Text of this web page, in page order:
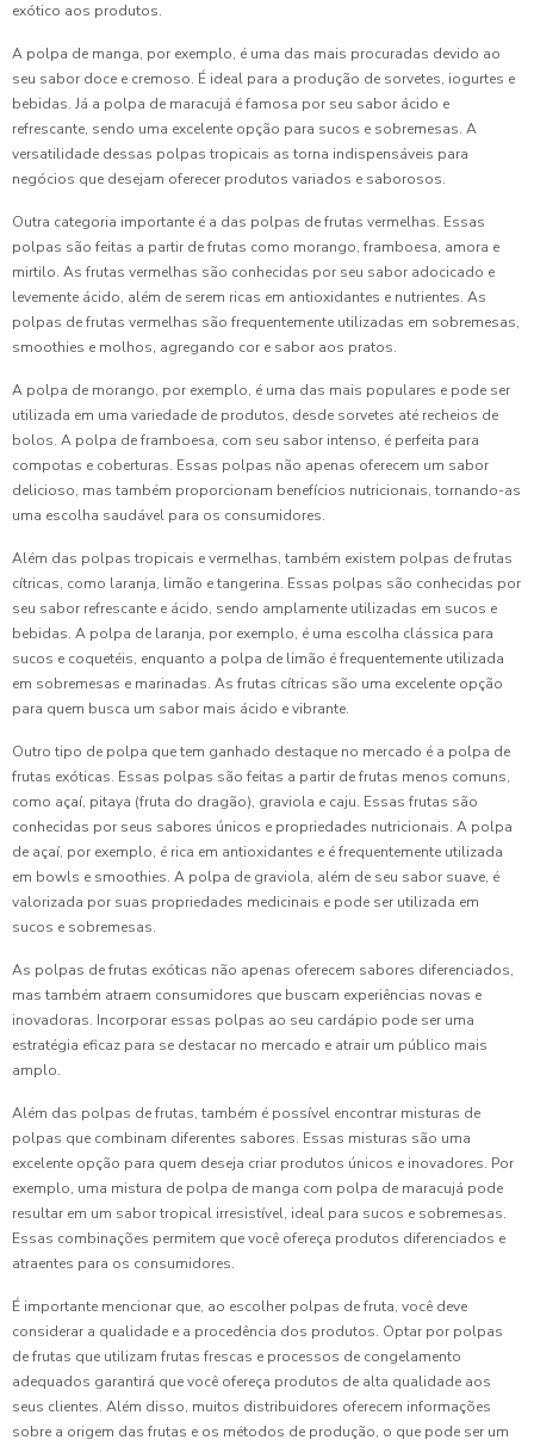
exótico aos produtos.
A polpa de manga, por exemplo, é uma das mais procuradas devido ao
seu sabor doce e cremoso. É ideal para a produção de sorvetes, iogurtes e
bebidas. Já a polpa de maracujá é famosa por seu sabor ácido e
refrescante, sendo uma excelente opção para sucos e sobremesas. A
versatilidade dessas polpas tropicais as torna indispensáveis para
negócios que desejam oferecer produtos variados e saborosos.
Outra categoria importante é a das polpas de frutas vermelhas. Essas
polpas são feitas a partir de frutas como morango, framboesa, amora e
mirtilo. As frutas vermelhas são conhecidas por seu sabor adocicado e
levemente ácido, além de serem ricas em antioxidantes e nutrientes. As
polpas de frutas vermelhas são frequentemente utilizadas em sobremesas,
smoothies e molhos, agregando cor e sabor aos pratos.
A polpa de morango, por exemplo, é uma das mais populares e pode ser
utilizada em uma variedade de produtos, desde sorvetes até recheios de
bolos. A polpa de framboesa, com seu sabor intenso, é perfeita para
compotas e coberturas. Essas polpas não apenas oferecem um sabor
delicioso, mas também proporcionam benefícios nutricionais, tornando-as
uma escolha saudável para os consumidores.
Além das polpas tropicais e vermelhas, também existem polpas de frutas
cítricas, como laranja, limão e tangerina. Essas polpas são conhecidas por
seu sabor refrescante e ácido, sendo amplamente utilizadas em sucos e
bebidas. A polpa de laranja, por exemplo, é uma escolha clássica para
sucos e coquetéis, enquanto a polpa de limão é frequentemente utilizada
em sobremesas e marinadas. As frutas cítricas são uma excelente opção
para quem busca um sabor mais ácido e vibrante.
Outro tipo de polpa que tem ganhado destaque no mercado é a polpa de
frutas exóticas. Essas polpas são feitas a partir de frutas menos comuns,
como açaí, pitaya (fruta do dragão), graviola e caju. Essas frutas são
conhecidas por seus sabores únicos e propriedades nutricionais. A polpa
de açaí, por exemplo, é rica em antioxidantes e é frequentemente utilizada
em bowls e smoothies. A polpa de graviola, além de seu sabor suave, é
valorizada por suas propriedades medicinais e pode ser utilizada em
sucos e sobremesas.
As polpas de frutas exóticas não apenas oferecem sabores diferenciados,
mas também atraem consumidores que buscam experiências novas e
inovadoras. Incorporar essas polpas ao seu cardápio pode ser uma
estratégia eficaz para se destacar no mercado e atrair um público mais
amplo.
Além das polpas de frutas, também é possível encontrar misturas de
polpas que combinam diferentes sabores. Essas misturas são uma
excelente opção para quem deseja criar produtos únicos e inovadores. Por
exemplo, uma mistura de polpa de manga com polpa de maracujá pode
resultar em um sabor tropical irresistível, ideal para sucos e sobremesas.
Essas combinações permitem que você ofereça produtos diferenciados e
atraentes para os consumidores.
É importante mencionar que, ao escolher polpas de fruta, você deve
considerar a qualidade e a procedência dos produtos. Optar por polpas
de frutas que utilizam frutas frescas e processos de congelamento
adequados garantirá que você ofereça produtos de alta qualidade aos
seus clientes. Além disso, muitos distribuidores oferecem informações
sobre a origem das frutas e os métodos de produção, o que pode ser um